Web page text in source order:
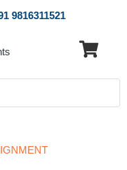
9816311521